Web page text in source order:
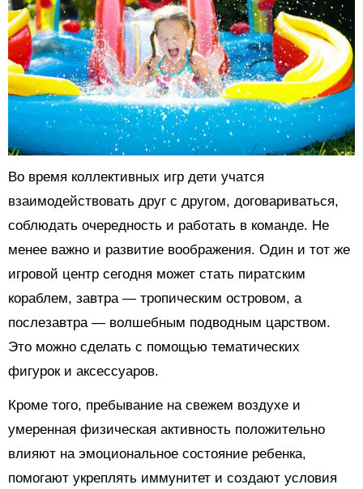
Во время коллективных игр дети учатся
взаимодействовать друг с другом, договариваться,
соблюдать очередность и работать в команде. Не
менее важно и развитие воображения. Один и тот же
игровой центр сегодня может стать пиратским
кораблем, завтра — тропическим островом, а
послезавтра — волшебным подводным царством.
Это можно сделать с помощью тематических
фигурок и аксессуаров.
Кроме того, пребывание на свежем воздухе и
умеренная физическая активность положительно
влияют на эмоциональное состояние ребенка,
помогают укреплять иммунитет и создают условия